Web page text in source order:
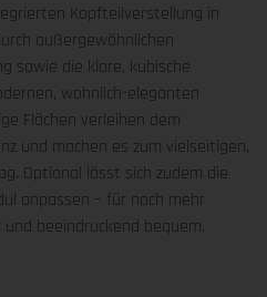
Kopfteilverstellung in
außergewöhnlichen
sowie die klare, kubische
wohnlich-eleganten
Flächen verleihen dem
und machen es zum vielseitigen,
Optional lässt sich zudem die
anpassen – für noch mehr
beeindruckend bequem.